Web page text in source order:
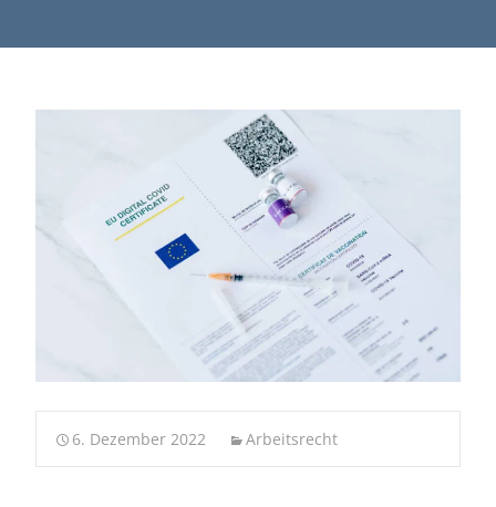
6. Dezember 2022 Arbeitsrecht